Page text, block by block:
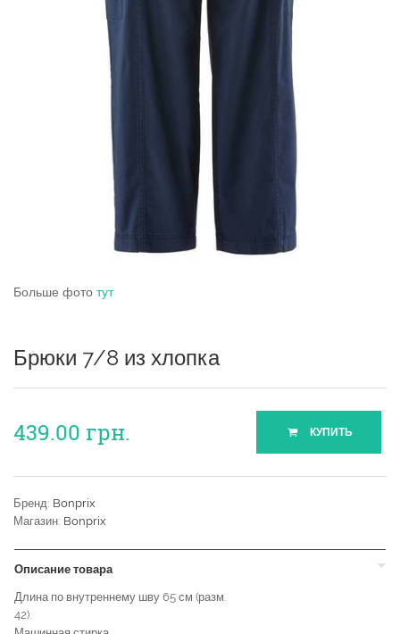
Больше фото тут
Брюки 7/8 из хлопка
439.00 грн. КУПИТЬ
Бренд: Bonprix
Магазин: Bonprix
Описание товара
Длина по внутреннему шву 65 см (разм.
42).